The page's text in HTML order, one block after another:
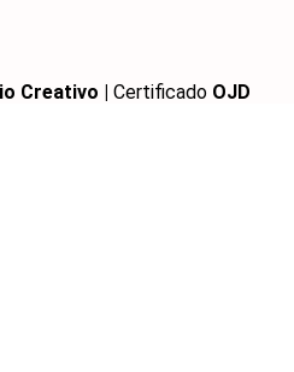
Creativo | Certificado OJD